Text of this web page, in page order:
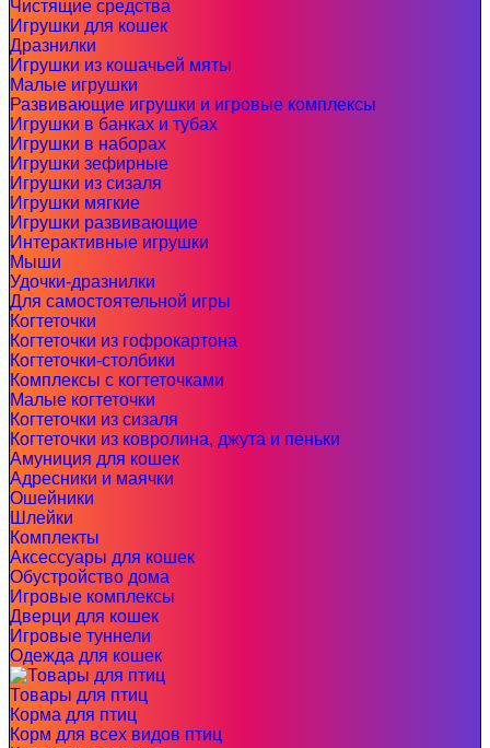
Чистящие средства
Игрушки для кошек
Дразнилки
Игрушки из кошачьей мяты
Малые игрушки
Развивающие игрушки и игровые комплексы
Игрушки в банках и тубах
Игрушки в наборах
Игрушки зефирные
Игрушки из сизаля
Игрушки мягкие
Игрушки развивающие
Интерактивные игрушки
Мыши
Удочки-дразнилки
Для самостоятельной игры
Когтеточки
Когтеточки из гофрокартона
Когтеточки-столбики
Комплексы с когтеточками
Малые когтеточки
Когтеточки из сизаля
Когтеточки из ковролина, джута и пеньки
Амуниция для кошек
Адресники и маячки
Ошейники
Шлейки
Комплекты
Аксессуары для кошек
Обустройство дома
Игровые комплексы
Дверци для кошек
Игровые туннели
Одежда для кошек
Товары для птиц
Корма для птиц
Корм для всех видов птиц